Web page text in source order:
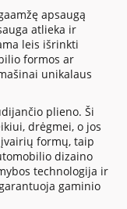
apsaugą
atlieka ir
leis išrinkti
formos ar
unikalaus
plieno. Ši
drėgmei, o jos
formų, taip
dizaino
technologija ir
gaminio